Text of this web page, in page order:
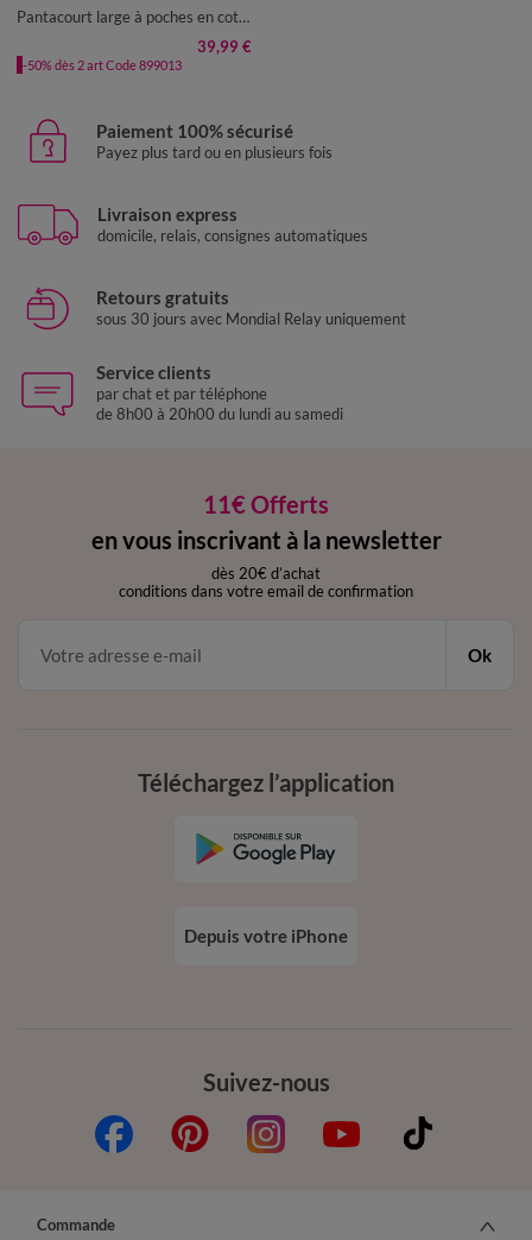
Pantacourt large à poches en coton-lin
39,99 €
-50% dès 2 art Code 899013
Paiement 100% sécurisé
Payez plus tard ou en plusieurs fois
Livraison express
domicile, relais, consignes automatiques
Retours gratuits
sous 30 jours avec Mondial Relay uniquement
Service clients
par chat et par téléphone
de 8h00 à 20h00 du lundi au samedi
11€ Offerts
en vous inscrivant à la newsletter
dès 20€ d’achat
conditions dans votre email de confirmation
Ok
Suivez-nous
Téléchargez l’application
Depuis votre iPhone
Commande